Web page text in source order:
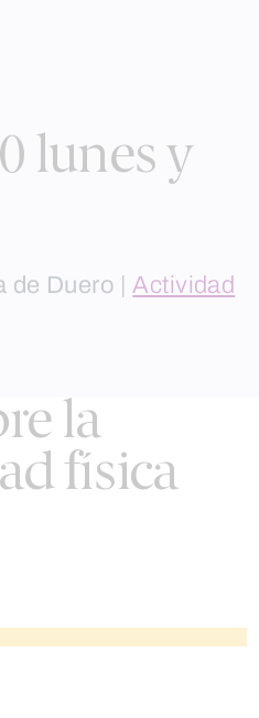
lunes y
de Duero |Actividad
la
física